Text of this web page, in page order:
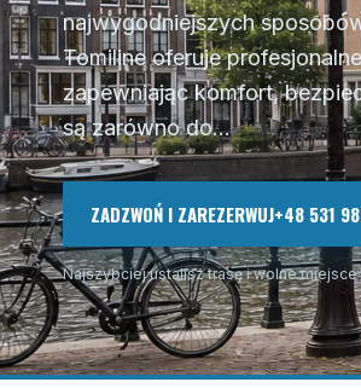
najwygodniejszych
Tomiline oferuje
zapewniając komfort,
są zarówno do...
ZADZWOŃ I ZAREZERWUJ+48 531
Najszybciej ustalisz trasę i wolne